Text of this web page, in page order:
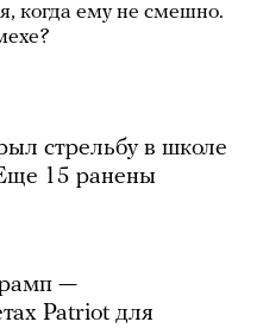
когда ему не смешно.
стрельбу в школе
15 ранены
—
Patriot для